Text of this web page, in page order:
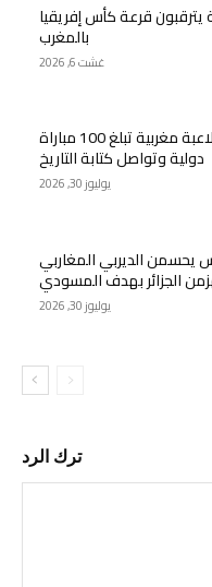
يترقبون قرعة كأس إفريقيا
بالمغرب
غشت 6, 2026
غزلان الشباك.. أول لاعبة مغربية تبلغ 100 مباراة
دولية وتواصل كتابة التاريخ
يوليوز 30, 2026
يحسمن الديربي المغاربي
الجزائر بهدف المسودي
يوليوز 30, 2026
ترك الرد